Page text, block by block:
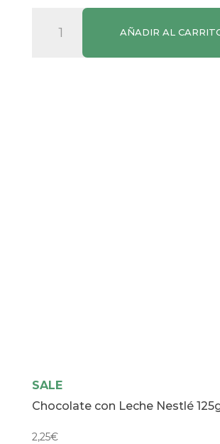
Chocolate
Negro
AÑADIR AL
SALE
Chocolate con Leche Nestlé
2,25€